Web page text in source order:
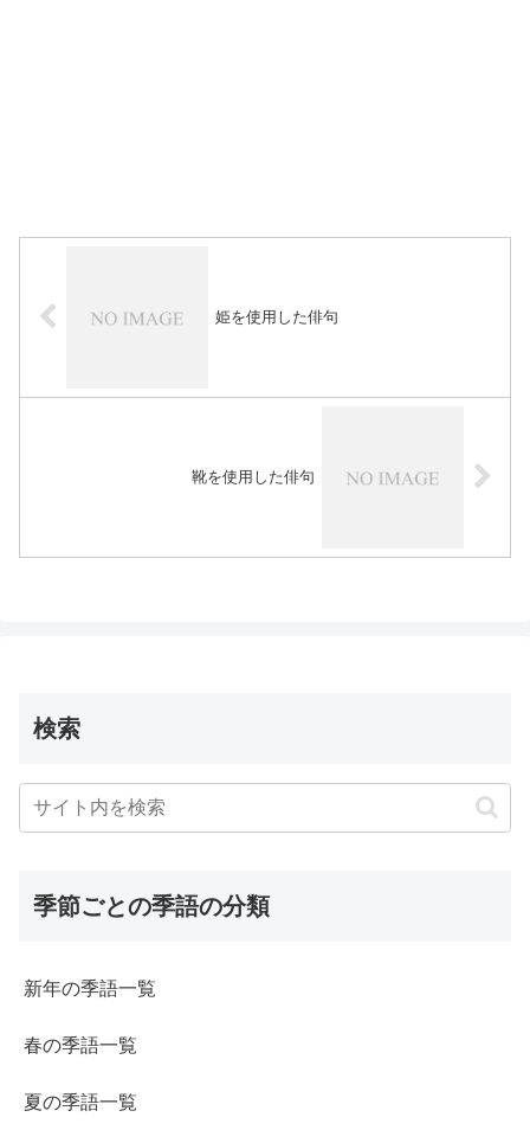
姫を使用した俳句
靴を使用した俳句
検索
季節ごとの季語の分類
新年の季語一覧
春の季語一覧
夏の季語一覧